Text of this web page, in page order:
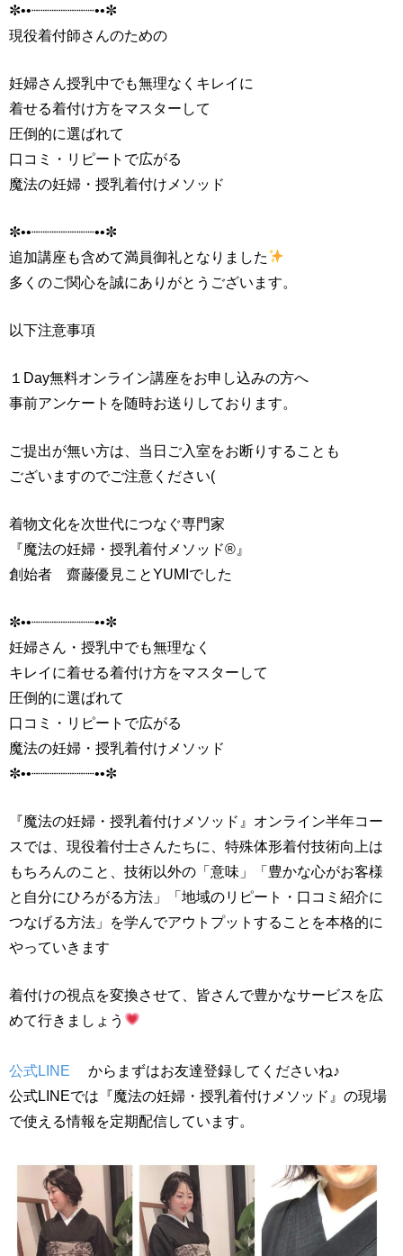
✼••┈┈┈┈┈┈┈••✼
現役着付師さんのための
妊婦さん授乳中でも無理なくキレイに
着せる着付け方をマスターして
圧倒的に選ばれて
口コミ・リピートで広がる
魔法の妊婦・授乳着付けメソッド
✼••┈┈┈┈┈┈┈••✼
追加講座も含めて満員御礼となりました
多くのご関心を誠にありがとうございます。
以下注意事項
１Day無料オンライン講座をお申し込みの方へ
事前アンケートを随時お送りしております。
ご提出が無い方は、当日ご入室をお断りすることも
ございますのでご注意ください(
着物文化を次世代につなぐ専門家
『魔法の妊婦・授乳着付メソッド®』
創始者 齋藤優見ことYUMIでした
✼••┈┈┈┈┈┈┈••✼
妊婦さん・授乳中でも無理なく
キレイに着せる着付け方をマスターして
圧倒的に選ばれて
口コミ・リピートで広がる
魔法の妊婦・授乳着付けメソッド
✼••┈┈┈┈┈┈┈••✼
『魔法の妊婦・授乳着付けメソッド』オンライン半年コー
スでは、現役着付士さんたちに、特殊体形着付技術向上は
もちろんのこと、技術以外の「意味」「豊かな心がお客様
と自分にひろがる方法」「地域のリピート・口コミ紹介に
つなげる方法」を学んでアウトプットすることを本格的に
やっていきます
着付けの視点を変換させて、皆さんで豊かなサービスを広
めて行きましょう
公式LINE
からまずはお友達登録してくださいね♪
公式LINEでは『魔法の妊婦・授乳着付けメソッド』の現場
で使える情報を定期配信しています。